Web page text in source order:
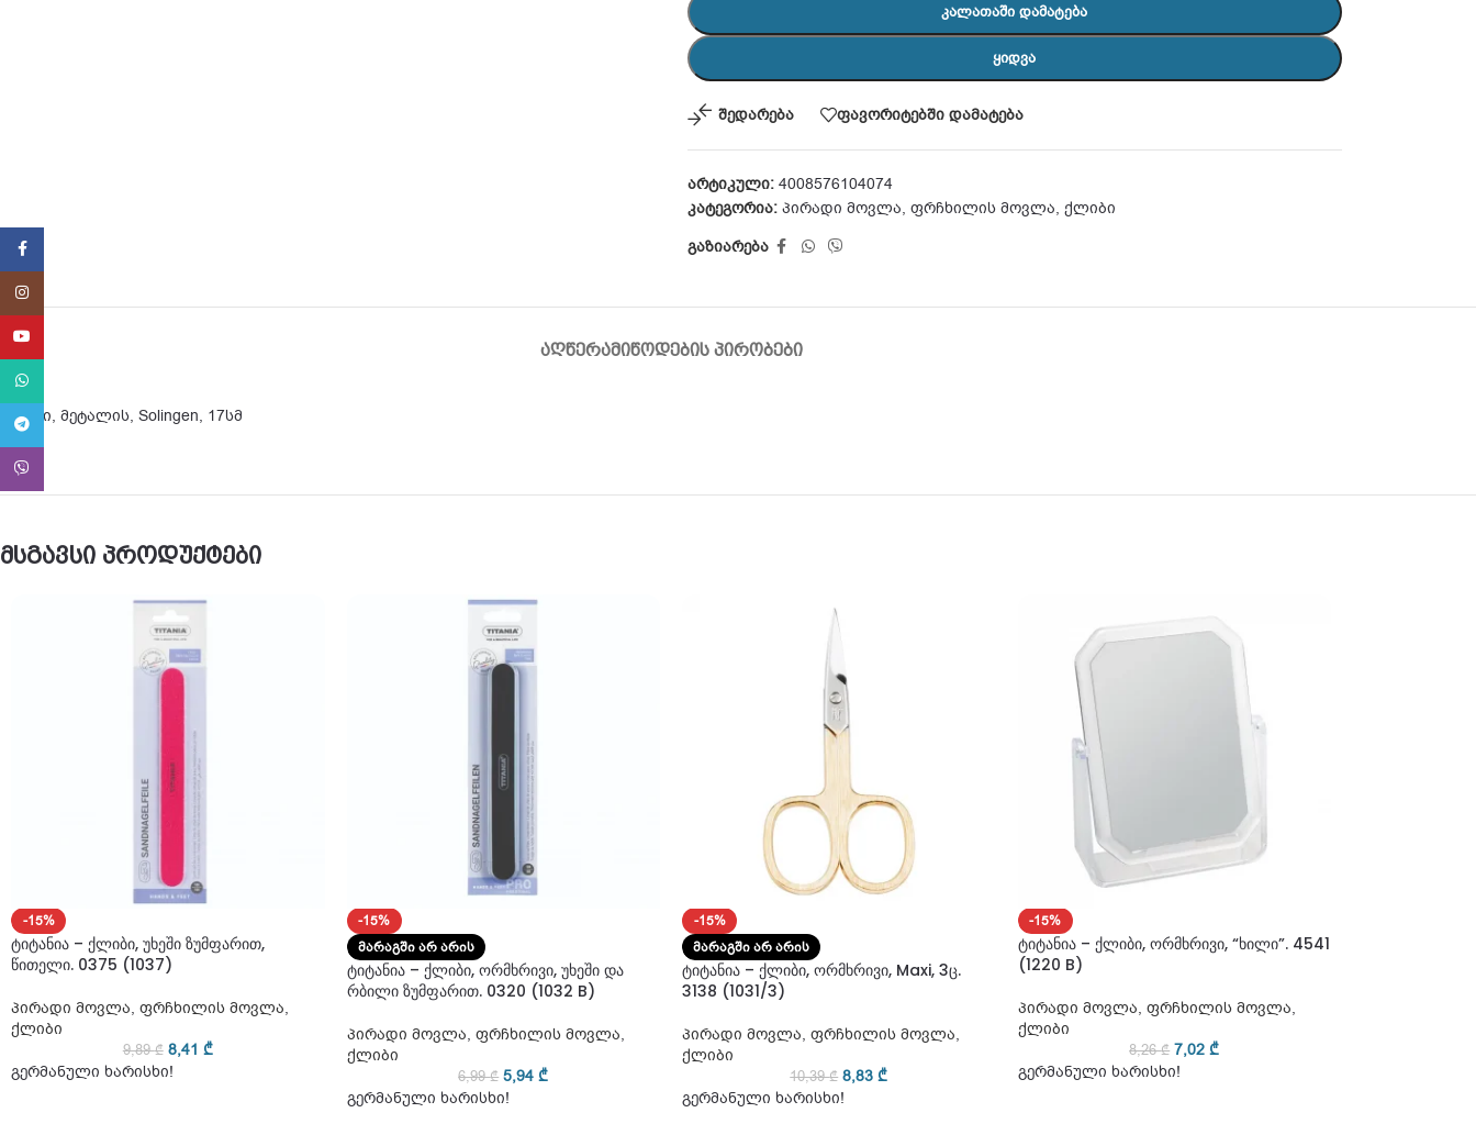
ᲙᲐᲚᲐᲗᲐᲨᲘ ᲓᲐᲛᲐᲢᲔᲑᲐ
ᲧᲘᲓᲕᲐ
შედარება ფავორიტებში დამატება
არტიკული: 4008576104074
კატეგორია: პირადი მოვლა, ფრჩხილის მოვლა, ქლიბი
გაზიარება
ᲐᲦᲬᲔᲠᲐᲛᲘᲬᲝᲓᲔᲑᲘᲡ ᲞᲘᲠᲝᲑᲔᲑᲘ
ქლიბი, მეტალის, Solingen, 17სმ
მსგავსი პროდუქტები
-15%
ტიტანია – ქლიბი, უხეში ზუმფარით,
წითელი. 0375 (1037)
პირადი მოვლა, ფრჩხილის მოვლა,
ქლიბი
9,89₾ 8,41 ₾
გერმანული ხარისხი!
-15%
ᲛᲐᲠᲐᲒᲨᲘ ᲐᲠ ᲐᲠᲘᲡ
ტიტანია – ქლიბი, ორმხრივი, უხეში და
რბილი ზუმფარით. 0320 (1032 B)
პირადი მოვლა, ფრჩხილის მოვლა,
ქლიბი
6,99₾ 5,94₾
გერმანული ხარისხი!
-15%
ᲛᲐᲠᲐᲒᲨᲘ ᲐᲠ ᲐᲠᲘᲡ
ტიტანია – ქლიბი, ორმხრივი, Maxi, 3ც.
3138 (1031/3)
პირადი მოვლა, ფრჩხილის მოვლა,
ქლიბი
10,39₾ 8,83₾
გერმანული ხარისხი!
-15%
ტიტანია – ქლიბი, ორმხრივი, “ხილი”. 4541
(1220 B)
პირადი მოვლა, ფრჩხილის მოვლა,
ქლიბი
8,26₾ 7,02₾
გერმანული ხარისხი!
Telegram